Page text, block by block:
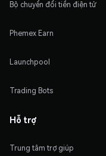
Bộ chuyển đổi tiền điện tử
Phemex Earn
Launchpool
Trading Bots
Hỗ trợ
Trung tâm trợ giúp